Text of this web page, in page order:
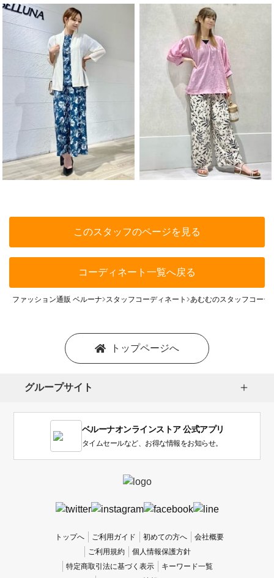
このスタッフのページを見る
コーディネート一覧へ戻る
ファッション通販 ベルーナ スタッフコーディネート あむむのスタッフコーデ
トップページへ
グループサイト
ベルーナオンラインストア 公式アプリ
タイムセールなど、お得な情報をお知らせ。
トップへ ご利用ガイド 初めての方へ
会社概要
ご利用規約
個人情報保護方針
特定商取引法に基づく表示
キーワード一覧